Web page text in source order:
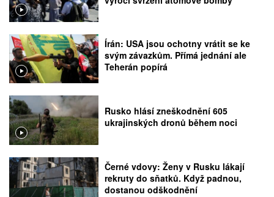
Írán: USA jsou ochotny vrátit se ke
svým závazkům. Přímá jednání ale
Teherán popírá
Rusko hlásí zneškodnění 605
ukrajinských dronů během noci
Černé vdovy: Ženy v Rusku lákají
rekruty do sňatků. Když padnou,
dostanou odškodnění